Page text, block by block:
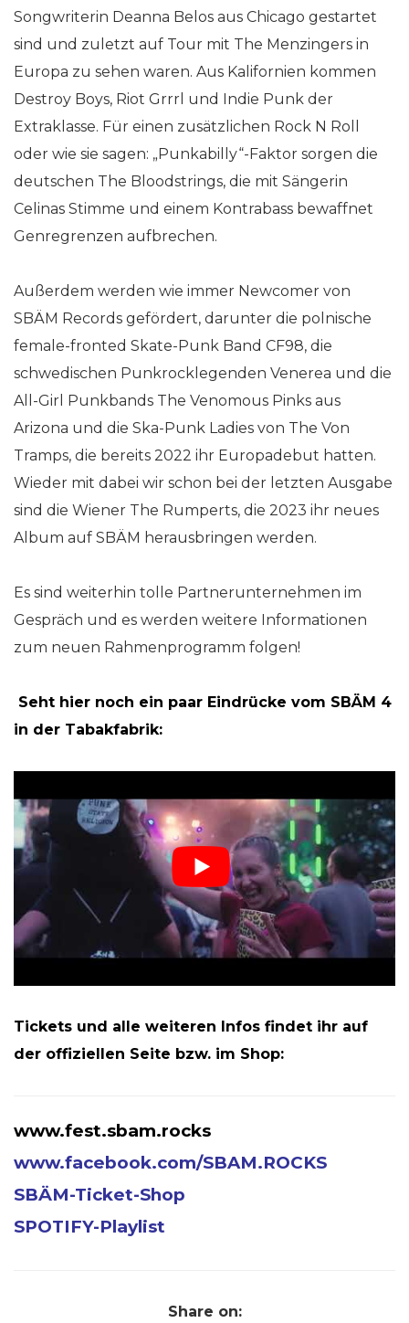
Songwriterin Deanna Belos aus Chicago gestartet
sind und zuletzt auf Tour mit The Menzingers in
Europa zu sehen waren. Aus Kalifornien kommen
Destroy Boys, Riot Grrrl und Indie Punk der
Extraklasse. Für einen zusätzlichen Rock N Roll
oder wie sie sagen: „Punkabilly“-Faktor sorgen die
deutschen The Bloodstrings, die mit Sängerin
Celinas Stimme und einem Kontrabass bewaffnet
Genregrenzen aufbrechen.
Außerdem werden wie immer Newcomer von
SBÄM Records gefördert, darunter die polnische
female-fronted Skate-Punk Band CF98, die
schwedischen Punkrocklegenden Venerea und die
All-Girl Punkbands The Venomous Pinks aus
Arizona und die Ska-Punk Ladies von The Von
Tramps, die bereits 2022 ihr Europadebut hatten.
Wieder mit dabei wir schon bei der letzten Ausgabe
sind die Wiener The Rumperts, die 2023 ihr neues
Album auf SBÄM herausbringen werden.
Es sind weiterhin tolle Partnerunternehmen im
Gespräch und es werden weitere Informationen
zum neuen Rahmenprogramm folgen!
Seht hier noch ein paar Eindrücke vom SBÄM 4
in der Tabakfabrik:
Tickets und alle weiteren Infos findet ihr auf
der offiziellen Seite bzw. im Shop:
www.fest.sbam.rocks
www.facebook.com/SBAM.ROCKS
SBÄM-Ticket-Shop
SPOTIFY-Playlist
Share on: